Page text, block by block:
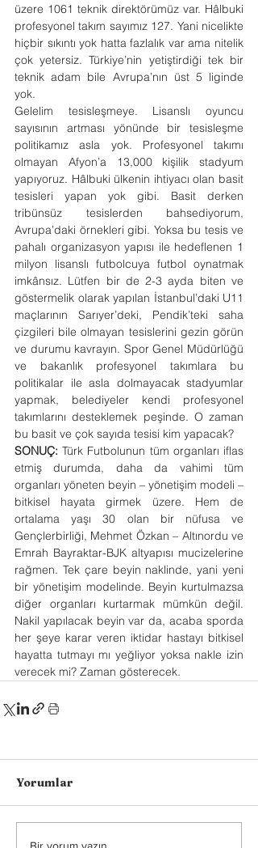
üzere 1061 teknik direktörümüz var. Hâlbuki
profesyonel takım sayımız 127. Yani nicelikte
hiçbir sıkıntı yok hatta fazlalık var ama nitelik
çok yetersiz. Türkiye’nin yetiştirdiği tek bir
teknik adam bile Avrupa’nın üst 5 liginde
yok.
Gelelim tesisleşmeye. Lisanslı oyuncu
sayısının artması yönünde bir tesisleşme
politikamız asla yok. Profesyonel takımı
olmayan Afyon’a 13,000 kişilik stadyum
yapıyoruz. Hâlbuki ülkenin ihtiyacı olan basit
tesisleri yapan yok gibi. Basit derken
tribünsüz tesislerden bahsediyorum,
Avrupa’daki örnekleri gibi. Yoksa bu tesis ve
pahalı organizasyon yapısı ile hedeflenen 1
milyon lisanslı futbolcuya futbol oynatmak
imkânsız. Lütfen bir de 2-3 ayda biten ve
göstermelik olarak yapılan İstanbul’daki U11
maçlarının Sarıyer’deki, Pendik’teki saha
çizgileri bile olmayan tesislerini gezin görün
ve durumu kavrayın. Spor Genel Müdürlüğü
ve bakanlık profesyonel takımlara bu
politikalar ile asla dolmayacak stadyumlar
yapmak, belediyeler kendi profesyonel
takımlarını desteklemek peşinde. O zaman
bu basit ve çok sayıda tesisi kim yapacak?
SONUÇ: Türk Futbolunun tüm organları iflas
etmiş durumda, daha da vahimi tüm
organları yöneten beyin – yönetişim modeli –
bitkisel hayata girmek üzere. Hem de
ortalama yaşı 30 olan bir nüfusa ve
Gençlerbirliği, Mehmet Özkan – Altınordu ve
Emrah Bayraktar-BJK altyapısı mucizelerine
rağmen. Tek çare beyin naklinde, yani yeni
bir yönetişim modelinde. Beyin kurtulmazsa
diğer organları kurtarmak mümkün değil.
Nakil yapılacak beyin var da, acaba sporda
her şeye karar veren iktidar hastayı bitkisel
hayatta tutmayı mı yeğliyor yoksa nakle izin
verecek mi? Zaman gösterecek.
Yorumlar
Bir yorum yazın...